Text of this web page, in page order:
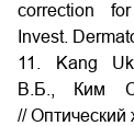
correction
Invest.
11. Kang
В.Б., Ким С.
//